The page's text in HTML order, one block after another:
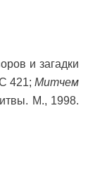
и загадки
421; Митчем
М., 1998.